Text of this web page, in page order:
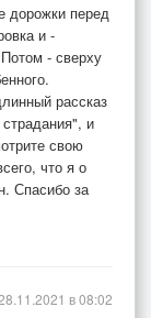
дорожки перед
и -
- сверху
рассказ
и
свою
что я о
Спасибо за
в 08:02